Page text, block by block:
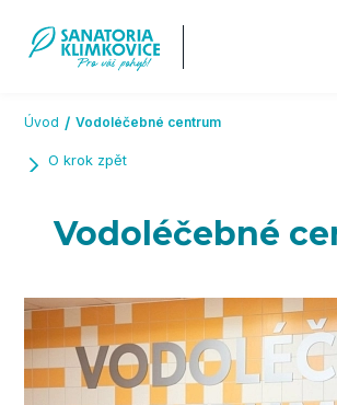
Úvod Vodoléčebné centrum
O krok zpět
Vodoléčebné